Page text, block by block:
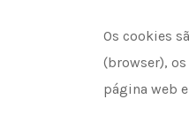
Os cookies
(browser),
página web